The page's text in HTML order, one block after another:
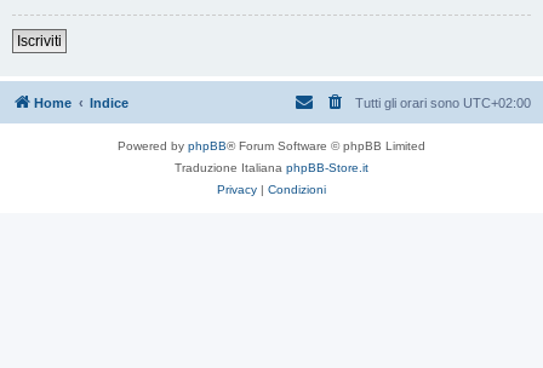
Iscriviti
Home Indice Tutti gli orari sono UTC+02:00
Powered by phpBB® Forum Software © phpBB Limited
Traduzione Italiana phpBB-Store.it
Privacy | Condizioni